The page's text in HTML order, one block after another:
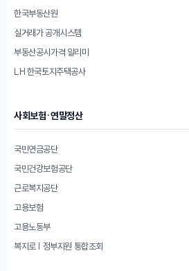
한국부동산원
실거래가 공개시스템
부동산공시가격 알리미
LH 한국토지주택공사
사회보험·연말정산
국민연금공단
국민건강보험공단
근로복지공단
고용보험
고용노동부
복지로 | 정부지원 통합조회